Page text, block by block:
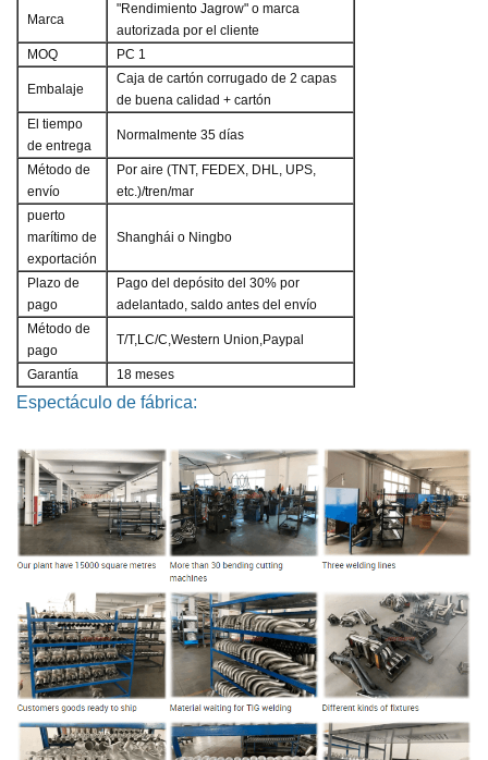
Marca
"Rendimiento Jagrow" o marca
autorizada por el cliente
MOQ
PC 1
Embalaje
Caja de cartón corrugado de 2 capas
de buena calidad + cartón
El tiempo
de entrega
Normalmente 35 días
Método de
envío
Por aire (TNT, FEDEX, DHL, UPS,
etc.)/tren/mar
puerto
marítimo de
exportación
Shanghái o Ningbo
Plazo de
pago
Pago del depósito del 30% por
adelantado, saldo antes del envío
Método de
pago
T/T,LC/C,Western Union,Paypal
Garantía 18 meses
Espectáculo de fábrica: